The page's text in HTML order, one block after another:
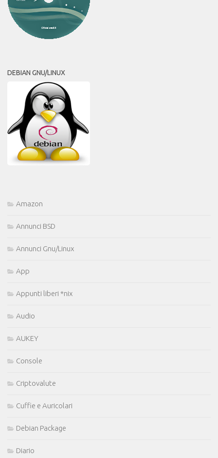
DEBIAN GNU/LINUX
Amazon
Annunci BSD
Annunci Gnu/Linux
App
Appunti liberi *nix
Audio
AUKEY
Console
Criptovalute
Cuffie e Auricolari
Debian Package
Diario